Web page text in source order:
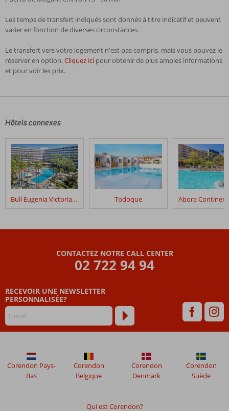
Les temps de transfert indiqués sont donnés à titre indicatif et peuvent
varier en fonction de diverses circonstances.
Le transfert vers votre logement n'est pas compris, mais vous pouvez le
réserver en option.Cliquez ici pour obtenir de plus amples informations
et pour voir les prix.
écrits
nos
clients
après
leur
séjour
Lago
avis
datant
de
mois
ne
sont
Hôtels connexes
Bull Eugenia Victoria & Spa Todoque
CONTACTEZ NOTRE CALL CENTER
02 722 94 94
RECEVOIR UNE NEWSLETTER
PERSONNALISÉE?
Qui est Corendon?
Corendon Pays-
Bas
Corendon
Belgique
Corendon
Denmark
Corendon
Suède